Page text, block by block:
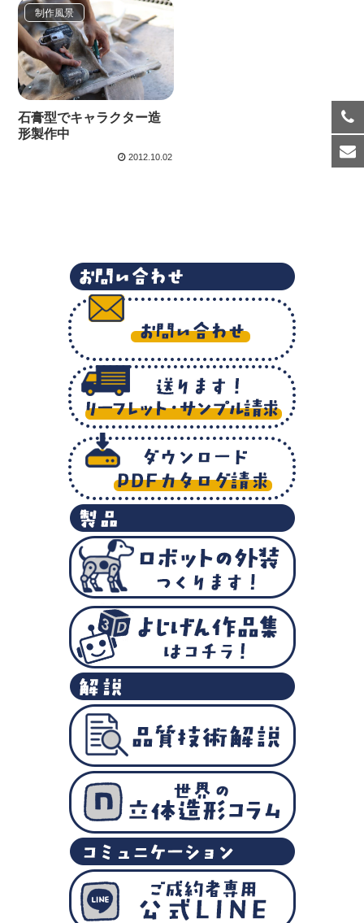
制作風景
石膏型でキャラクター造
形製作中
2012.10.02